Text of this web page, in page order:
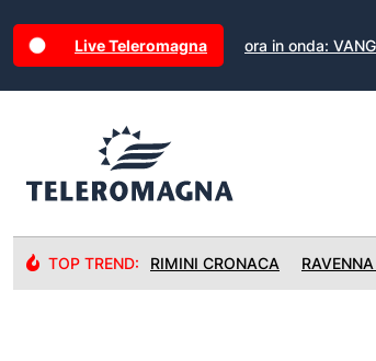
Live Teleromagna ora in onda:
TOP TREND: RIMINI CRONACA